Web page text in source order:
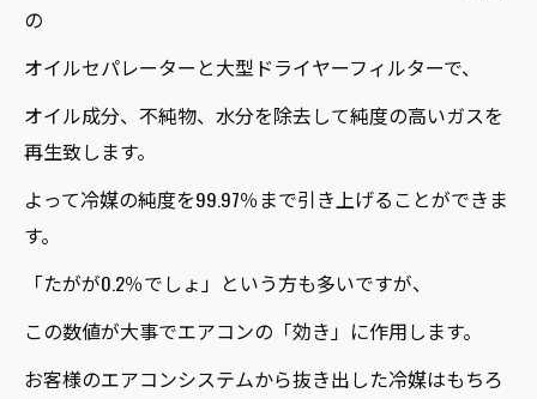
の
オイルセパレーターと大型ドライヤーフィルターで、
オイル成分、不純物、水分を除去して純度の高いガスを
再生致します。
よって冷媒の純度を99.97％まで引き上げることができま
す。
「たがが0.2％でしょ」という方も多いですが、
この数値が大事でエアコンの「効き」に作用します。
お客様のエアコンシステムから抜き出した冷媒はもちろ